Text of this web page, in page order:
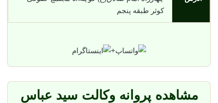
کوثر طبقه پنجم
+
مشاهده پروانه وکالت سید عباس